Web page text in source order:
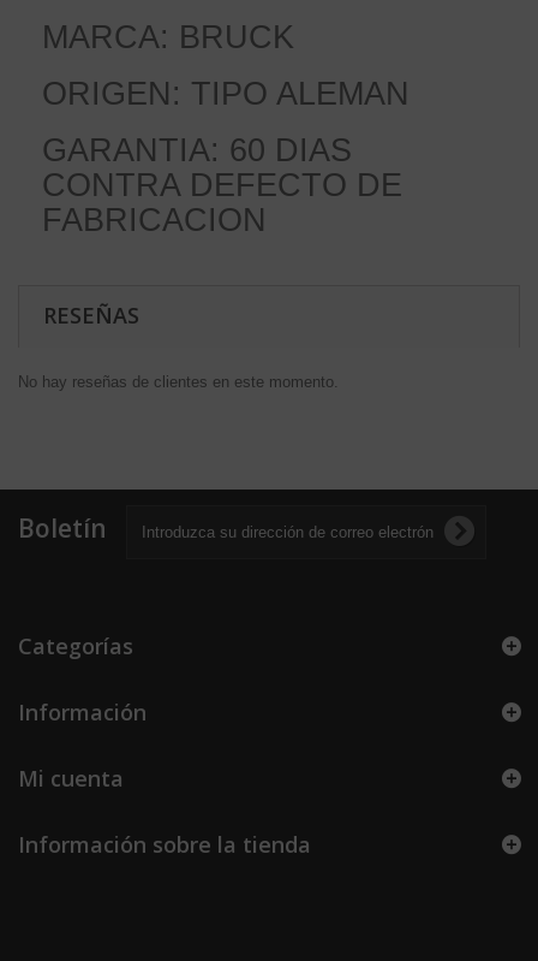
MARCA: BRUCK
ORIGEN: TIPO ALEMAN
GARANTIA: 60 DIAS
CONTRA DEFECTO DE
FABRICACION
RESEÑAS
No hay reseñas de clientes en este momento.
Boletín
Categorías
Información
Mi cuenta
Información sobre la tienda